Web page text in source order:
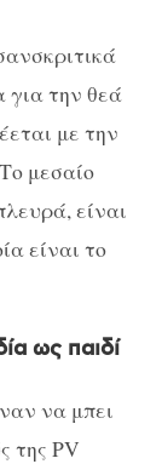
για την θεά
με την
μεσαίο
είναι
είναι το
ως παιδί
να μπει
της PV